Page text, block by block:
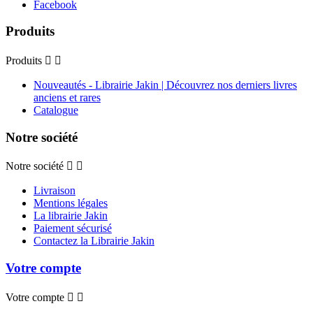
Facebook
Produits
Produits  
Nouveautés - Librairie Jakin | Découvrez nos derniers livres
anciens et rares
Catalogue
Notre société
Notre société  
Livraison
Mentions légales
La librairie Jakin
Paiement sécurisé
Contactez la Librairie Jakin
Votre compte
Votre compte  